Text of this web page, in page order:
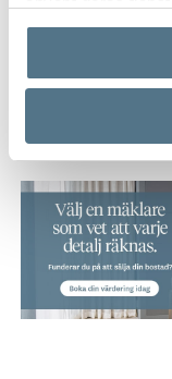
Håll koll på
SKAPA